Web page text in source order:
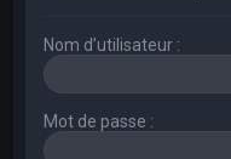
Nom d’utilisateur :
Mot de passe :